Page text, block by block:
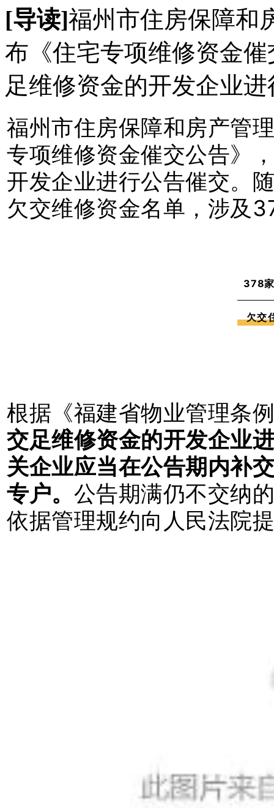
[导读]福州市住房保障和
布《住宅专项维修资金
足维修资金的开发企业
福州市住房保障和房产管
专项维修资金催交公告》
开发企业进行公告催交。
欠交维修资金名单，涉及
378
欠交
根据《福建省物业管理条
交足维修资金的开发企业
关企业应当在公告期内补
专户。 公告期满仍不交纳
依据管理规约向人民法院